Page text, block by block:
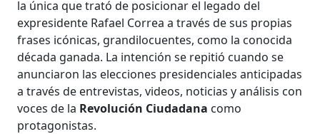
la única que trató de posicionar el legado del
expresidente Rafael Correa a través de sus propias
frases icónicas, grandilocuentes, como la conocida
década ganada. La intención se repitió cuando se
anunciaron las elecciones presidenciales anticipadas
a través de entrevistas, videos, noticias y análisis con
voces de la Revolución Ciudadana como
protagonistas.